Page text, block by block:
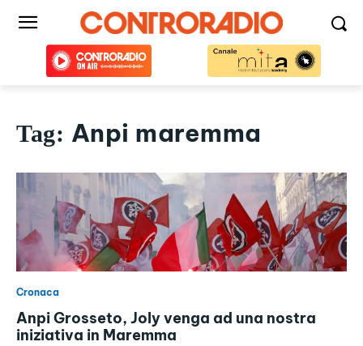
Tag: Anpi maremma
Cronaca
Anpi Grosseto, Joly venga ad una nostra
iniziativa in Maremma